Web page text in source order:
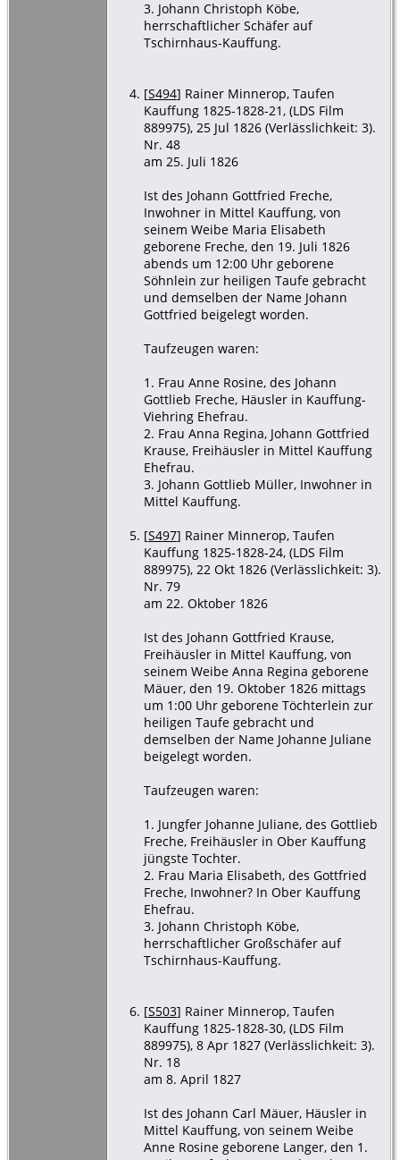
3. Johann Christoph Köbe,
herrschaftlicher Schäfer auf
Tschirnhaus-Kauffung.
[S494] Rainer Minnerop, Taufen
Kauffung 1825-1828-21, (LDS Film
889975), 25 Jul 1826 (Verlässlichkeit: 3).
Nr. 48
am 25. Juli 1826
Ist des Johann Gottfried Freche,
Inwohner in Mittel Kauffung, von
seinem Weibe Maria Elisabeth
geborene Freche, den 19. Juli 1826
abends um 12:00 Uhr geborene
Söhnlein zur heiligen Taufe gebracht
und demselben der Name Johann
Gottfried beigelegt worden.
Taufzeugen waren:
1. Frau Anne Rosine, des Johann
Gottlieb Freche, Häusler in Kauffung-
Viehring Ehefrau.
2. Frau Anna Regina, Johann Gottfried
Krause, Freihäusler in Mittel Kauffung
Ehefrau.
3. Johann Gottlieb Müller, Inwohner in
Mittel Kauffung.
[S497] Rainer Minnerop, Taufen
Kauffung 1825-1828-24, (LDS Film
889975), 22 Okt 1826 (Verlässlichkeit: 3).
Nr. 79
am 22. Oktober 1826
Ist des Johann Gottfried Krause,
Freihäusler in Mittel Kauffung, von
seinem Weibe Anna Regina geborene
Mäuer, den 19. Oktober 1826 mittags
um 1:00 Uhr geborene Töchterlein zur
heiligen Taufe gebracht und
demselben der Name Johanne Juliane
beigelegt worden.
Taufzeugen waren:
1. Jungfer Johanne Juliane, des Gottlieb
Freche, Freihäusler in Ober Kauffung
jüngste Tochter.
2. Frau Maria Elisabeth, des Gottfried
Freche, Inwohner? In Ober Kauffung
Ehefrau.
3. Johann Christoph Köbe,
herrschaftlicher Großschäfer auf
Tschirnhaus-Kauffung.
[S503] Rainer Minnerop, Taufen
Kauffung 1825-1828-30, (LDS Film
889975), 8 Apr 1827 (Verlässlichkeit: 3).
Nr. 18
am 8. April 1827
Ist des Johann Carl Mäuer, Häusler in
Mittel Kauffung, von seinem Weibe
Anne Rosine geborene Langer, den 1.